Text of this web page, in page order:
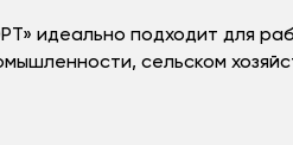
идеально подходит для
сельском